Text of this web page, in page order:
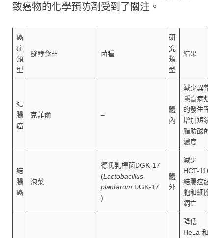
致癌物的化學預防劑受到了關注。
癌
症
類
型
發酵食品 菌種
研
究
類
型
結果
結
腸
癌
克菲爾 –
體
內
減少異常
隱窩病灶
的發生率/
增加短鏈
脂肪酸的
濃度
結
腸
癌
泡菜
德氏乳桿菌DGK-17
(Lactobacillus
plantarum DGK-17
)
體
外
減少
HCT-116
結腸癌細
胞和細胞
凋亡
降低
HeLa 和